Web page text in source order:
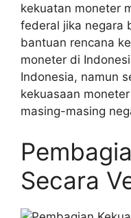
kekuatan moneter
federal jika negara
bantuan rencana
moneter di
Indonesia, namun
kekuasaan
masing-masing
Secara